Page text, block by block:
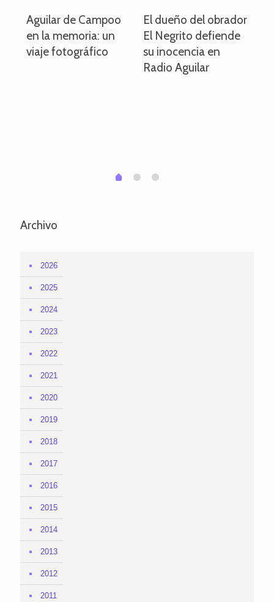
Aguilar de Campoo
en la memoria: un
viaje fotográfico
El dueño del obrador
El Negrito defiende
su inocencia en
Radio Aguilar
0 1 2
Archivo
2026
2025
2024
2023
2022
2021
2020
2019
2018
2017
2016
2015
2014
2013
2012
2011